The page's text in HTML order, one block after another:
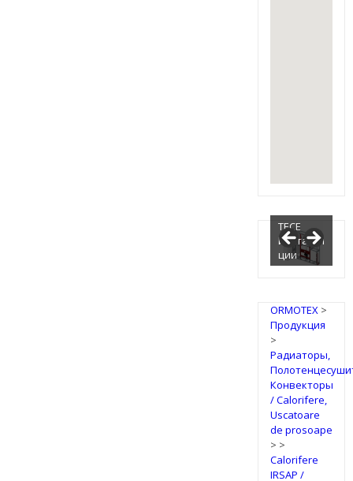
TECE
Инсталля
ции
ORMOTEX>
Продукция
>
Радиаторы,
Конвекторы
/ Calorifere,
Uscatoare
de prosoape
> >
Calorifere
IRSAP /